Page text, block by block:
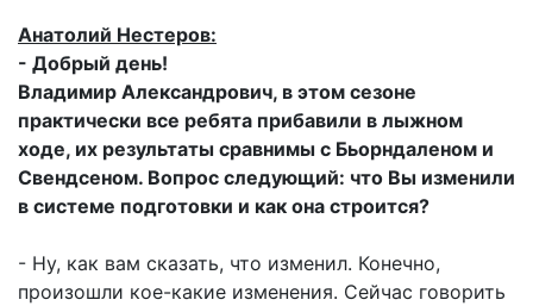
Aнатолий Нестеров:
- Добрый день!
Владимир Александрович, в этом сезоне
практически все ребята прибавили в лыжном
ходе, их результаты сравнимы с Бьорндаленом и
Свендсеном. Вопрос следующий: что Вы изменили
в системе подготовки и как она строится?
- Ну, как вам сказать, что изменил. Конечно,
произошли кое-какие изменения. Сейчас говорить